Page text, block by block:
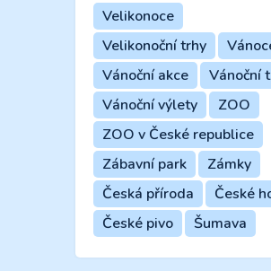
Velikonoce
Velikonoční trhy
Vánoční akce
Vánoční
Vánoční výlety
ZOO
ZOO v České republice
Zábavní park
Zámky
Česká příroda
České
České pivo
Šumava